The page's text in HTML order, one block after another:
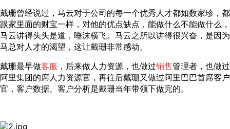
戴珊曾经说过，马云对于公司的每一个优秀人才都如数家珍，都
跟家里面的财宝一样，对他的优点缺点，能做什么不能做什么，
马云讲得头头是道，唾沫横飞。马云之所以讲得很兴奋，是因为
马总对人才的渴望，这让戴珊非常感动。
戴珊最早做客服 ，后来做人力资源，也做过销售管理者，也做过
阿里集团的席人力资源官，再往后戴珊又做过阿里巴巴首席客户
官，客户数据、客户分析是戴珊当年带领下做完的。